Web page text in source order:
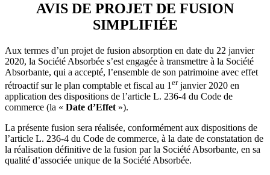
AVIS DE PROJET DE FUSION
SIMPLIFIÉE
Aux termes d’un projet de fusion absorption en date du 22 janvier
2020, la Société Absorbée s’est engagée à transmettre à la Société
Absorbante, qui a accepté, l’ensemble de son patrimoine avec effet
rétroactif sur le plan comptable et fiscal au 1erjanvier 2020 en
application des dispositions de l’article L. 236-4 du Code de
commerce (la « Date d’Effet»).
La présente fusion sera réalisée, conformément aux dispositions de
l’article L. 236-4 du Code de commerce, à la date de constatation de
la réalisation définitive de la fusion par la Société Absorbante, en sa
qualité d’associée unique de la Société Absorbée.